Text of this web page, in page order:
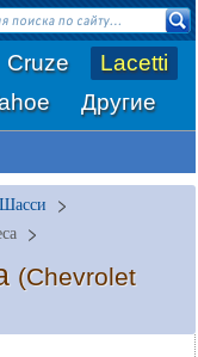
Cruze
Lacetti
Другие
Шасси
(Chevrolet